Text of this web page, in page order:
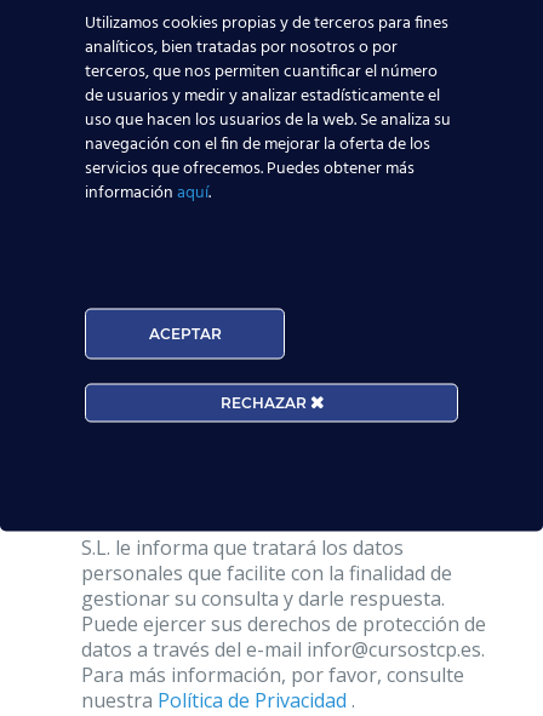
Nombre*
Teléfono*
Email*
Centros*:
S.L. le informa que tratará los datos
personales que facilite con la finalidad de
gestionar su consulta y darle respuesta.
Puede ejercer sus derechos de protección de
datos a través del e-mail infor@cursostcp.es.
Para más información, por favor, consulte
nuestra Política de Privacidad .
Utilizamos cookies propias y de terceros para fines
analíticos, bien tratadas por nosotros o por
terceros, que nos permiten cuantificar el número
de usuarios y medir y analizar estadísticamente el
uso que hacen los usuarios de la web. Se analiza su
navegación con el fin de mejorar la oferta de los
servicios que ofrecemos. Puedes obtener más
informaciónaquí.
ACEPTAR
RECHAZAR